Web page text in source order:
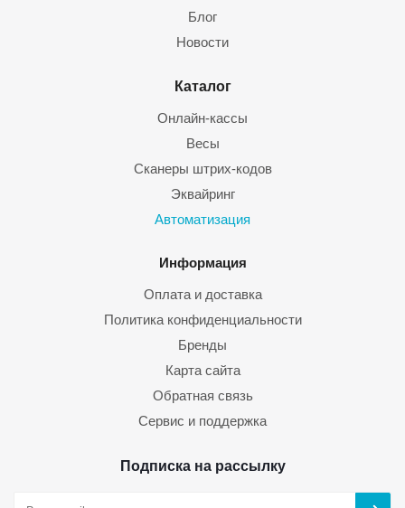
Блог
Новости
Каталог
Онлайн-кассы
Весы
Сканеры штрих-кодов
Эквайринг
Автоматизация
Информация
Оплата и доставка
Политика конфиденциальности
Бренды
Карта сайта
Обратная связь
Сервис и поддержка
Подписка на рассылку